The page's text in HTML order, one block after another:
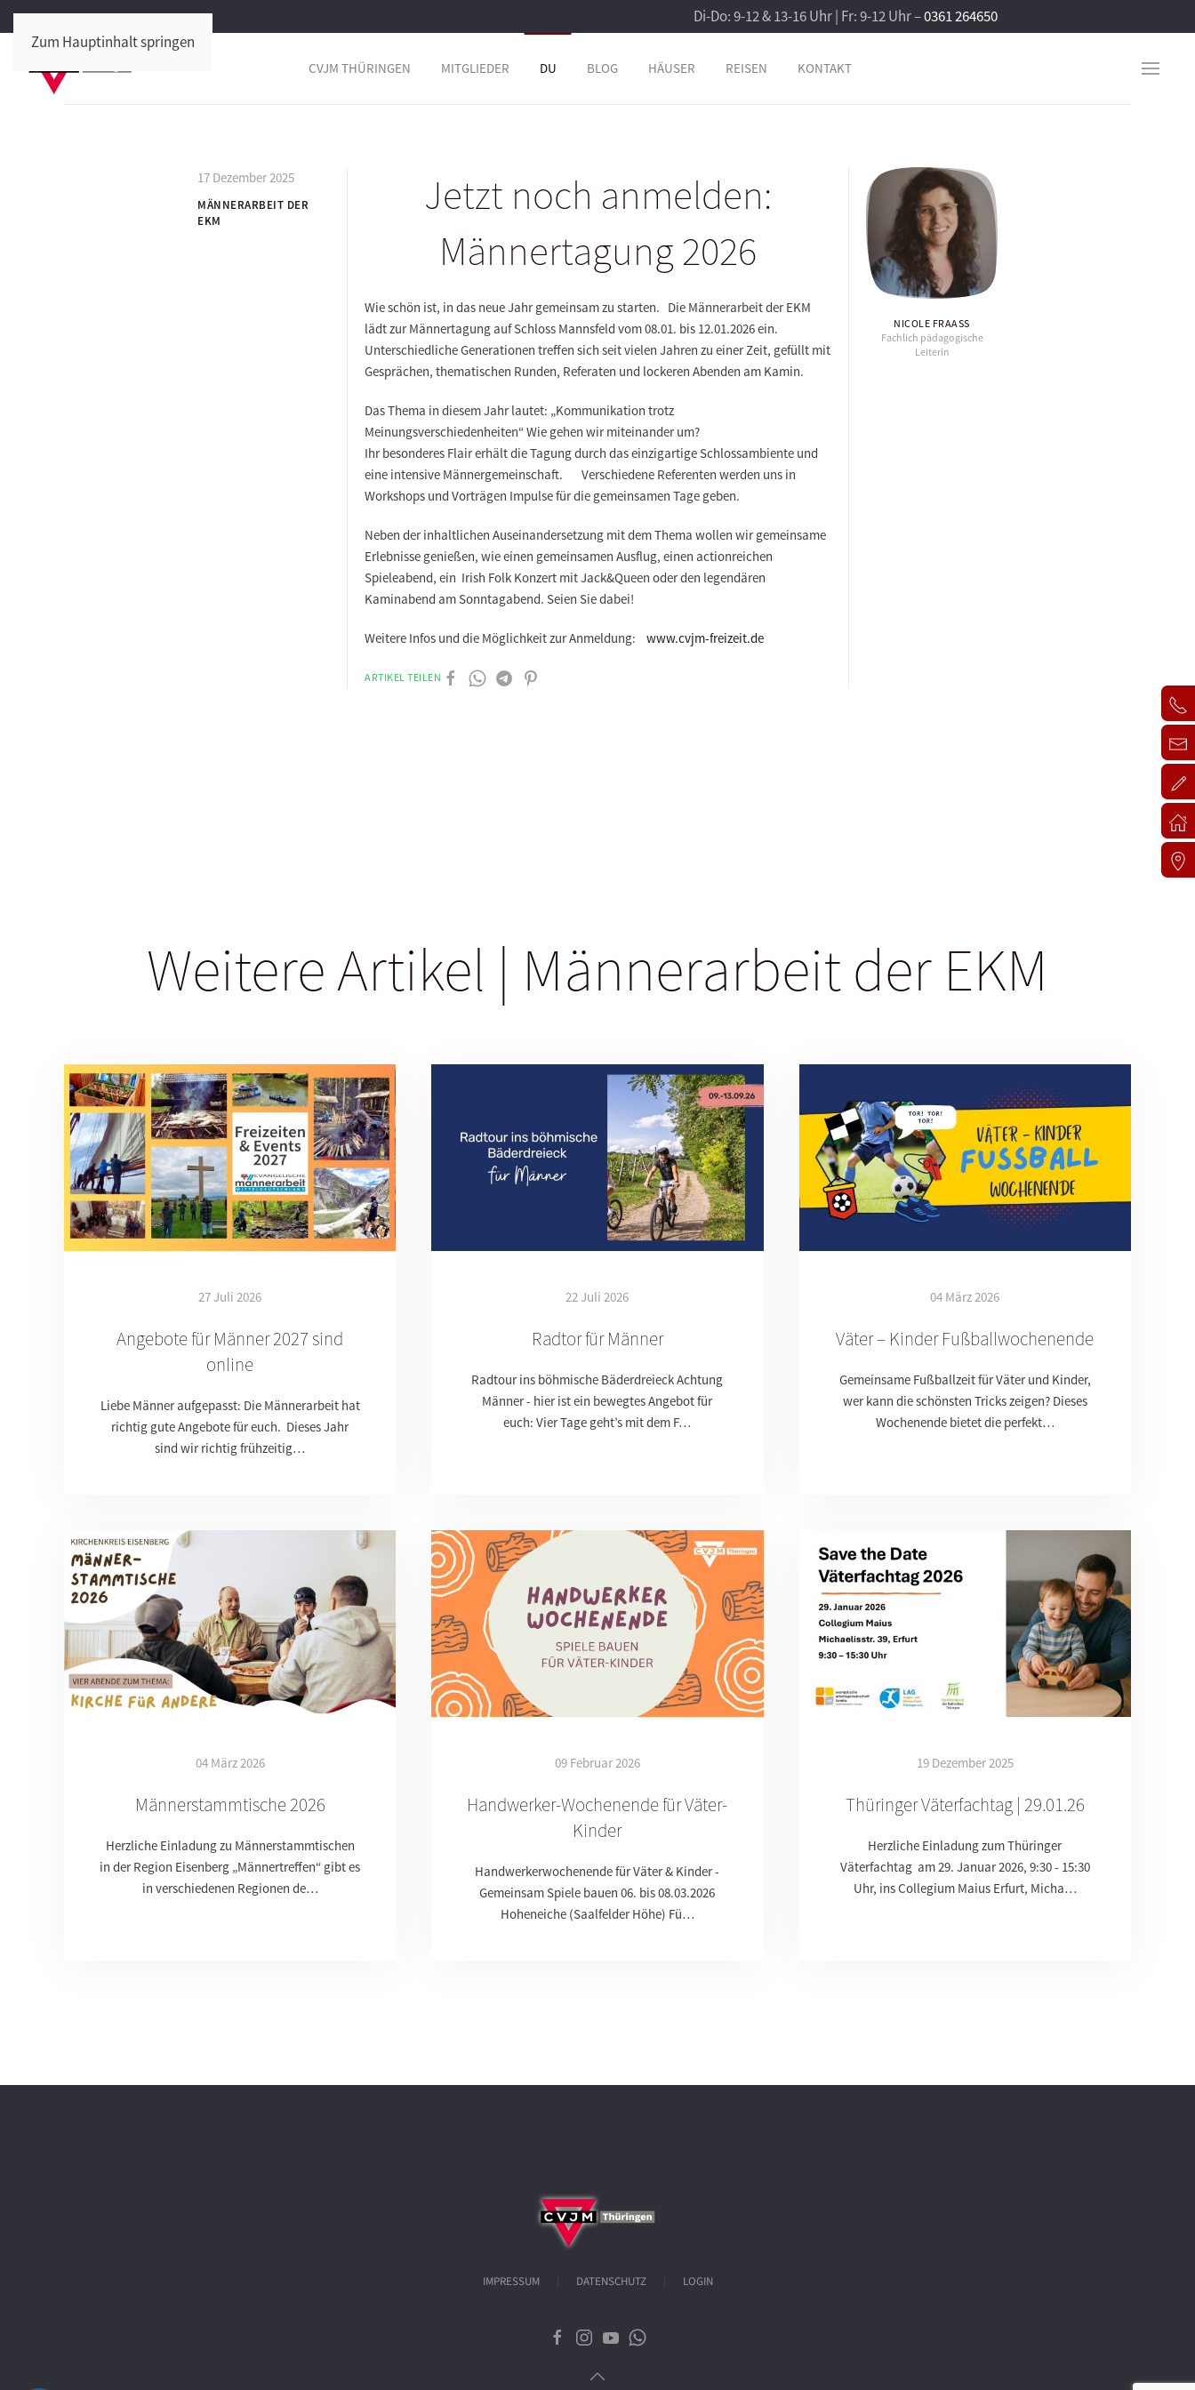
Zum Hauptinhalt springen
Di-Do: 9-12 & 13-16 Uhr | Fr: 9-12 Uhr –0361 264650
CVJM THÜRINGEN MITGLIEDER DU BLOG HÄUSER REISEN KONTAKT
17 Dezember 2025
MÄNNERARBEIT DER
EKM
Jetzt noch anmelden:
Männertagung 2026
Wie schön ist, in das neue Jahr gemeinsam zu starten. Die Männerarbeit der EKM
lädt zur Männertagung auf Schloss Mannsfeld vom 08.01. bis 12.01.2026 ein.
Unterschiedliche Generationen treffen sich seit vielen Jahren zu einer Zeit, gefüllt mit
Gesprächen, thematischen Runden, Referaten und lockeren Abenden am Kamin.
Das Thema in diesem Jahr lautet: „Kommunikation trotz
Meinungsverschiedenheiten“ Wie gehen wir miteinander um?
Ihr besonderes Flair erhält die Tagung durch das einzigartige Schlossambiente und
eine intensive Männergemeinschaft. Verschiedene Referenten werden uns in
Workshops und Vorträgen Impulse für die gemeinsamen Tage geben.
Neben der inhaltlichen Auseinandersetzung mit dem Thema wollen wir gemeinsame
Erlebnisse genießen, wie einen gemeinsamen Ausflug, einen actionreichen
Spieleabend, ein Irish Folk Konzert mit Jack&Queen oder den legendären
Kaminabend am Sonntagabend. Seien Sie dabei!
Weitere Infos und die Möglichkeit zur Anmeldung: www.cvjm-freizeit.de
ARTIKEL TEILEN
NICOLE FRAASS
Fachlich pädagogische
Leiterin
Weitere Artikel | Männerarbeit der EKM
27 Juli 2026
Angebote für Männer 2027 sind
online
Liebe Männer aufgepasst: Die Männerarbeit hat
richtig gute Angebote für euch. Dieses Jahr
sind wir richtig frühzeitig…
22 Juli 2026
Radtor für Männer
Radtour ins böhmische Bäderdreieck Achtung
Männer - hier ist ein bewegtes Angebot für
euch: Vier Tage geht’s mit dem F…
04 März 2026
Väter – Kinder Fußballwochenende
Gemeinsame Fußballzeit für Väter und Kinder,
wer kann die schönsten Tricks zeigen? Dieses
Wochenende bietet die perfekt…
04 März 2026
Männerstammtische 2026
Herzliche Einladung zu Männerstammtischen
in der Region Eisenberg „Männertreffen“ gibt es
in verschiedenen Regionen de…
09 Februar 2026
Handwerker-Wochenende für Väter-
Kinder
Handwerkerwochenende für Väter & Kinder -
Gemeinsam Spiele bauen 06. bis 08.03.2026
Hoheneiche (Saalfelder Höhe) Fü…
19 Dezember 2025
Thüringer Väterfachtag | 29.01.26
Herzliche Einladung zum Thüringer
Väterfachtag am 29. Januar 2026, 9:30 - 15:30
Uhr, ins Collegium Maius Erfurt, Micha…
IMPRESSUM DATENSCHUTZ LOGIN